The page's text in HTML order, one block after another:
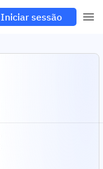
Iniciar sessão